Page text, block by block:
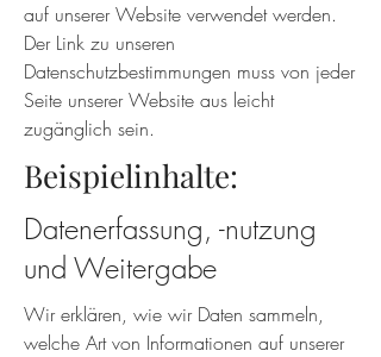
auf unserer Website verwendet werden.
Der Link zu unseren
Datenschutzbestimmungen muss von jeder
Seite unserer Website aus leicht
zugänglich sein.
Beispielinhalte:
Datenerfassung, -nutzung
und Weitergabe
Wir erklären, wie wir Daten sammeln,
welche Art von Informationen auf unserer